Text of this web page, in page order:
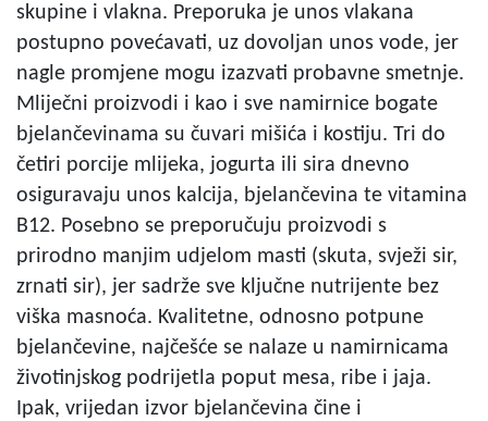
skupine i vlakna. Preporuka je unos vlakana
postupno povećavati, uz dovoljan unos vode, jer
nagle promjene mogu izazvati probavne smetnje.
Mliječni proizvodi i kao i sve namirnice bogate
bjelančevinama su čuvari mišića i kostiju. Tri do
četiri porcije mlijeka, jogurta ili sira dnevno
osiguravaju unos kalcija, bjelančevina te vitamina
B12. Posebno se preporučuju proizvodi s
prirodno manjim udjelom masti (skuta, svježi sir,
zrnati sir), jer sadrže sve ključne nutrijente bez
viška masnoća. Kvalitetne, odnosno potpune
bjelančevine, najčešće se nalaze u namirnicama
životinjskog podrijetla poput mesa, ribe i jaja.
Ipak, vrijedan izvor bjelančevina čine i